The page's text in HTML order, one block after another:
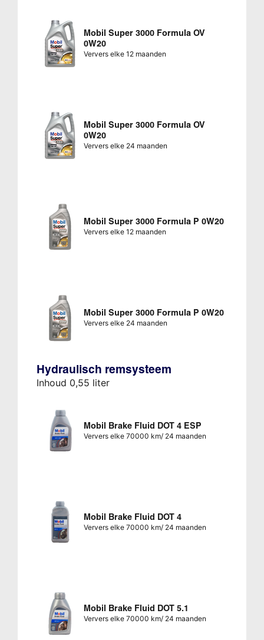
Mobil Super 3000 Formula OV
0W20
Ververs elke 12 maanden
Mobil Super 3000 Formula OV
0W20
Ververs elke 24 maanden
Mobil Super 3000 Formula P 0W20
Ververs elke 12 maanden
Mobil Super 3000 Formula P 0W20
Ververs elke 24 maanden
Hydraulisch remsysteem
Inhoud 0,55 liter
Mobil Brake Fluid DOT 4 ESP
Ververs elke 70000 km/ 24 maanden
Mobil Brake Fluid DOT 4
Ververs elke 70000 km/ 24 maanden
Mobil Brake Fluid DOT 5.1
Ververs elke 70000 km/ 24 maanden